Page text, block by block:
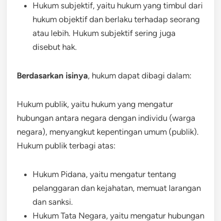
Hukum subjektif, yaitu hukum yang timbul dari
hukum objektif dan berlaku terhadap seorang
atau lebih. Hukum subjektif sering juga
disebut hak.
Berdasarkan isinya, hukum dapat dibagi dalam:
Hukum publik, yaitu hukum yang mengatur
hubungan antara negara dengan individu (warga
negara), menyangkut kepentingan umum (publik).
Hukum publik terbagi atas:
Hukum Pidana, yaitu mengatur tentang
pelanggaran dan kejahatan, memuat larangan
dan sanksi.
Hukum Tata Negara, yaitu mengatur hubungan